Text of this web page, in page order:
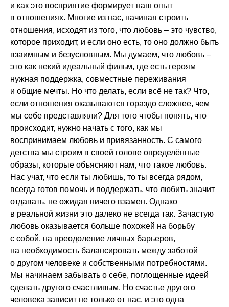
и как это восприятие формирует наш опыт
в отношениях. Многие из нас, начиная строить
отношения, исходят из того, что любовь – это чувство,
которое приходит, и если оно есть, то оно должно быть
взаимным и безусловным. Мы думаем, что любовь –
это как некий идеальный фильм, где есть героям
нужная поддержка, совместные переживания
и общие мечты. Но что делать, если всё не так? Что,
если отношения оказываются гораздо сложнее, чем
мы себе представляли? Для того чтобы понять, что
происходит, нужно начать с того, как мы
воспринимаем любовь и привязанность. С самого
детства мы строим в своей голове определённые
образы, которые объясняют нам, что такое любовь.
Нас учат, что если ты любишь, то ты всегда рядом,
всегда готов помочь и поддержать, что любить значит
отдавать, не ожидая ничего взамен. Однако
в реальной жизни это далеко не всегда так. Зачастую
любовь оказывается больше похожей на борьбу
с собой, на преодоление личных барьеров,
на необходимость балансировать между заботой
о другом человеке и собственными потребностями.
Мы начинаем забывать о себе, поглощенные идеей
сделать другого счастливым. Но счастье другого
человека зависит не только от нас, и это одна